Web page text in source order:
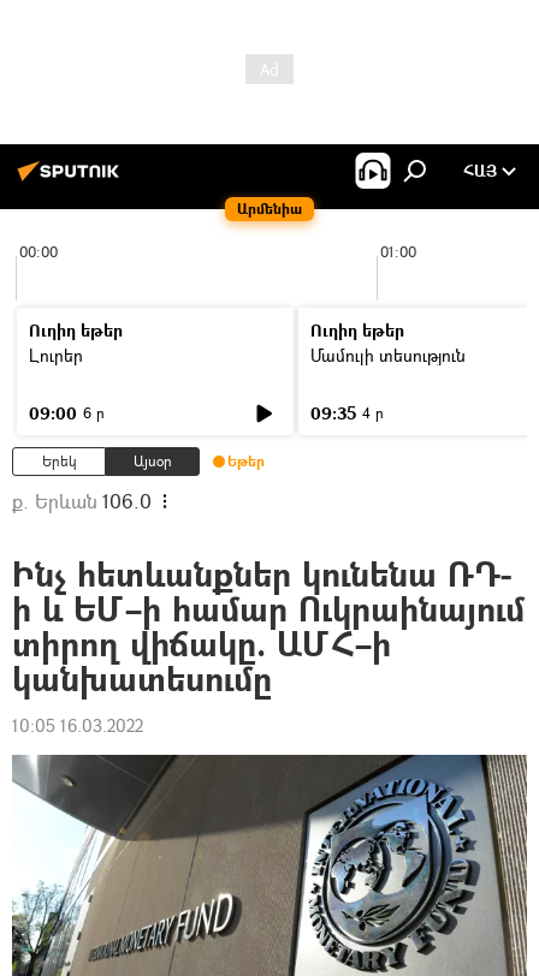
Արմենիա
ՀԱՅ
00:00 01:00
Ուղիղ եթեր
Լուրեր
09:00 6 ր
Ուղիղ եթեր
Մամուլի տեսություն
09:35 4 ր
Երեկ Այսօր Եթեր
ք. Երևան 106.0
Ինչ հետևանքներ կունենա ՌԴ-
ի և ԵՄ–ի համար Ուկրաինայում
տիրող վիճակը. ԱՄՀ–ի
կանխատեսումը
10:05 16.03.2022